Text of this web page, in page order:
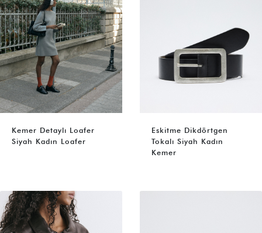
Kemer Detaylı Loafer
Siyah Kadın Loafer
Eskitme Dikdörtgen
Tokalı Siyah Kadın
Kemer